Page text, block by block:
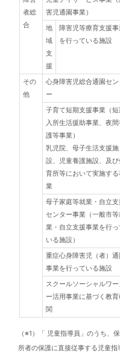
者総
合
害児通園事業）
地
域
支
援
障害児等療育支援
を行っている施設
その
他
心身障害児総合通園セン
ー
子育て短期支援事業（短
入所生活援助事業、夜間
護等事業）
乳児院、母子生活支援施
設、児童養護施設、及
育所等において実施す
業
母子家庭等就業・自立支
センター事業（一般市
業・自立支援事業を行っ
いる施設）
重症心身障害児（者）通
事業を行っている施設
スクールソーシャルワー
ー活用事業に基づく教
関
（※1）「 児童指導員」のうち、
所者の保護に直接従事する児童